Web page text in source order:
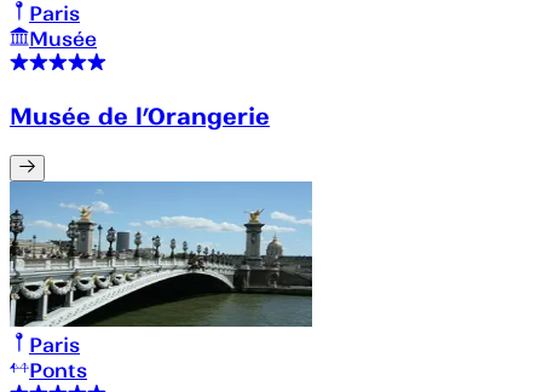
Paris
Musée
Musée de l’Orangerie
Paris
Ponts